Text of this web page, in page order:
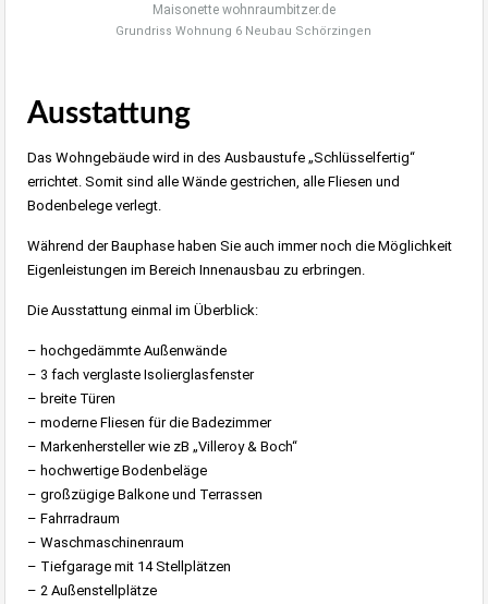
Grundriss Wohnung 6 Neubau Schörzingen
Ausstattung
Das Wohngebäude wird in des Ausbaustufe „Schlüsselfertig“
errichtet. Somit sind alle Wände gestrichen, alle Fliesen und
Bodenbelege verlegt.
Während der Bauphase haben Sie auch immer noch die Möglichkeit
Eigenleistungen im Bereich Innenausbau zu erbringen.
Die Ausstattung einmal im Überblick:
– hochgedämmte Außenwände
– 3 fach verglaste Isolierglasfenster
– breite Türen
– moderne Fliesen für die Badezimmer
– Markenhersteller wie zB „Villeroy & Boch“
– hochwertige Bodenbeläge
– großzügige Balkone und Terrassen
– Fahrradraum
– Waschmaschinenraum
– Tiefgarage mit 14 Stellplätzen
– 2 Außenstellplätze